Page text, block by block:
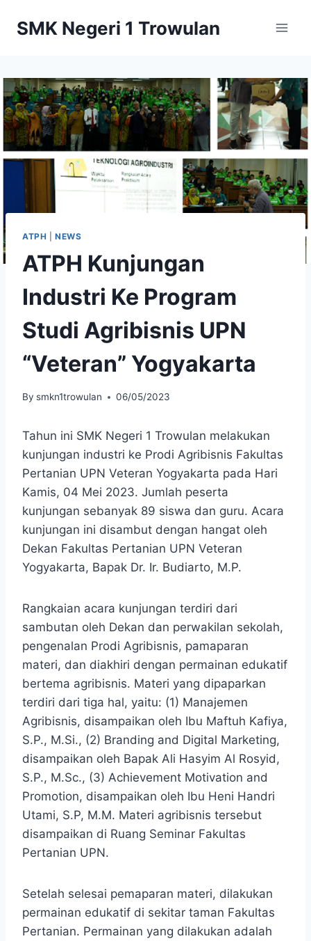
SMK Negeri 1 Trowulan
ATPH |NEWS
ATPH Kunjungan
Industri Ke Program
Studi Agribisnis UPN
“Veteran” Yogyakarta
By smkn1trowulan 06/05/2023
Tahun ini SMK Negeri 1 Trowulan melakukan
kunjungan industri ke Prodi Agribisnis Fakultas
Pertanian UPN Veteran Yogyakarta pada Hari
Kamis, 04 Mei 2023. Jumlah peserta
kunjungan sebanyak 89 siswa dan guru. Acara
kunjungan ini disambut dengan hangat oleh
Dekan Fakultas Pertanian UPN Veteran
Yogyakarta, Bapak Dr. Ir. Budiarto, M.P.
Rangkaian acara kunjungan terdiri dari
sambutan oleh Dekan dan perwakilan sekolah,
pengenalan Prodi Agribisnis, pamaparan
materi, dan diakhiri dengan permainan edukatif
bertema agribisnis. Materi yang dipaparkan
terdiri dari tiga hal, yaitu: (1) Manajemen
Agribisnis, disampaikan oleh Ibu Maftuh Kafiya,
S.P., M.Si., (2) Branding and Digital Marketing,
disampaikan oleh Bapak Ali Hasyim Al Rosyid,
S.P., M.Sc., (3) Achievement Motivation and
Promotion, disampaikan oleh Ibu Heni Handri
Utami, S.P, M.M. Materi agribisnis tersebut
disampaikan di Ruang Seminar Fakultas
Pertanian UPN.
Setelah selesai pemaparan materi, dilakukan
permainan edukatif di sekitar taman Fakultas
Pertanian. Permainan yang dilakukan adalah